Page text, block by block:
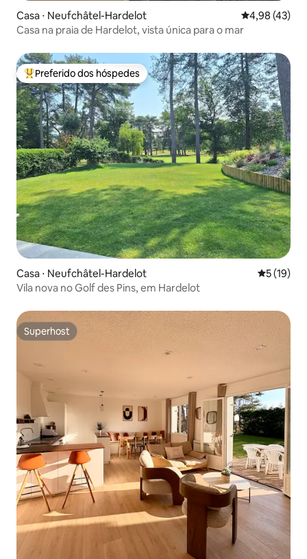
Casa ⋅ Neufchâtel-Hardelot 4,98 de uma
4,98 (43)
Casa na praia de Hardelot, vista única para o mar
Entre os melhores preferidos dos hóspedes
Preferido dos hóspedes
Casa ⋅ Neufchâtel-Hardelot 5 de uma
5 (19)
Vila nova no Golf des Pins, em Hardelot
Superhost
Superhost